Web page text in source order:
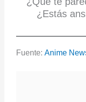
¿Estás
Fuente: Anime